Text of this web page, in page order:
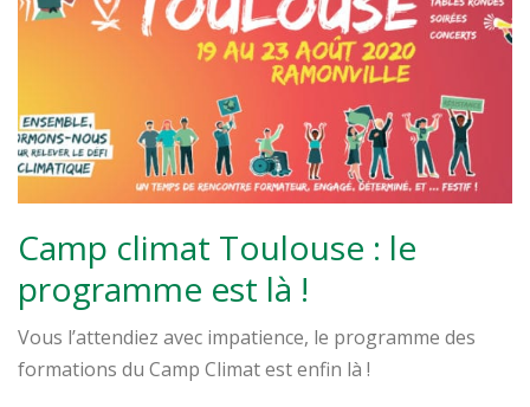
Camp climat Toulouse : le
programme est là !
Vous l’attendiez avec impatience, le programme des
formations du Camp Climat est enfin là !